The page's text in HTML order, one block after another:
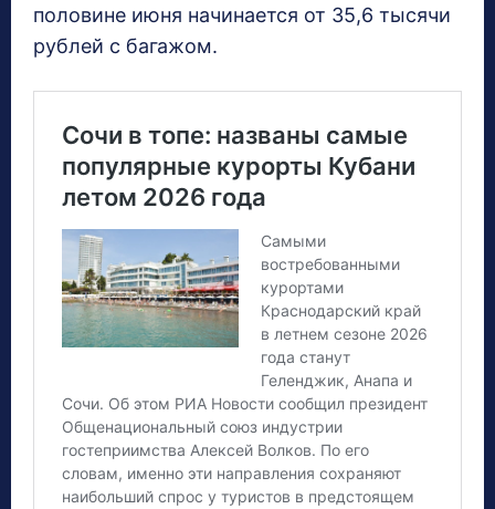
половине июня начинается от 35,6 тысячи
рублей с багажом.